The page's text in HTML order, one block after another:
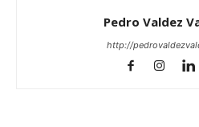
Pedro Valdez
http://